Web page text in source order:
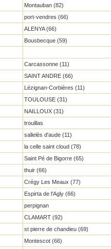
Montauban (82)
port-vendres (66)
ALENYA (66)
Bousbecque (59)
Carcassonne (11)
SAINT ANDRE (66)
Lézignan-Corbières (11)
TOULOUSE (31)
NAILLOUX (31)
trouillas
sallelès d'aude (11)
la celle saint cloud (78)
Saint Pé de Bigorre (65)
thuir (66)
Crégy Les Meaux (77)
Espirta de l'Agly (66)
perpignan
CLAMART (92)
st pierre de chandieu (69)
Montescot (66)